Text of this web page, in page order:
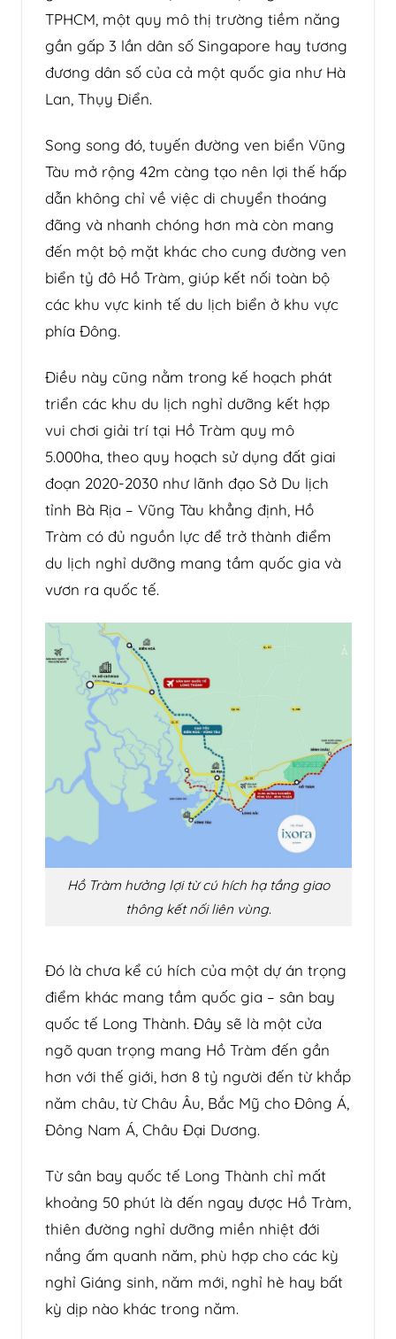
TPHCM, một quy mô thị trường tiềm năng
gần gấp 3 lần dân số Singapore hay tương
đương dân số của cả một quốc gia như Hà
Lan, Thụy Điển.
Song song đó, tuyến đường ven biển Vũng
Tàu mở rộng 42m càng tạo nên lợi thế hấp
dẫn không chỉ về việc di chuyển thoáng
đãng và nhanh chóng hơn mà còn mang
đến một bộ mặt khác cho cung đường ven
biển tỷ đô Hồ Tràm, giúp kết nối toàn bộ
các khu vực kinh tế du lịch biển ở khu vực
phía Đông.
Điều này cũng nằm trong kế hoạch phát
triển các khu du lịch nghỉ dưỡng kết hợp
vui chơi giải trí tại Hồ Tràm quy mô
5.000ha, theo quy hoạch sử dụng đất giai
đoạn 2020-2030 như lãnh đạo Sở Du lịch
tỉnh Bà Rịa – Vũng Tàu khẳng định, Hồ
Tràm có đủ nguồn lực để trở thành điểm
du lịch nghỉ dưỡng mang tầm quốc gia và
vươn ra quốc tế.
Hồ Tràm hưởng lợi từ cú hích hạ tầng giao
thông kết nối liên vùng.
Đó là chưa kể cú hích của một dự án trọng
điểm khác mang tầm quốc gia – sân bay
quốc tế Long Thành. Đây sẽ là một cửa
ngõ quan trọng mang Hồ Tràm đến gần
hơn với thế giới, hơn 8 tỷ người đến từ khắp
năm châu, từ Châu Âu, Bắc Mỹ cho Đông Á,
Đông Nam Á, Châu Đại Dương.
Từ sân bay quốc tế Long Thành chỉ mất
khoảng 50 phút là đến ngay được Hồ Tràm,
thiên đường nghỉ dưỡng miền nhiệt đới
nắng ấm quanh năm, phù hợp cho các kỳ
nghỉ Giáng sinh, năm mới, nghỉ hè hay bất
kỳ dịp nào khác trong năm.